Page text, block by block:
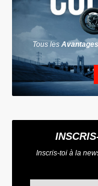
Tous les Avantages
Inscris-toi à la